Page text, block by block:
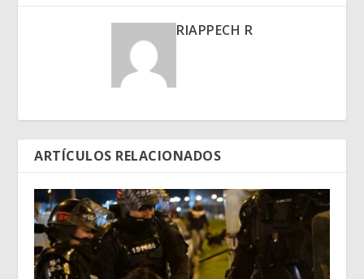
RIAPPECH R
ARTÍCULOS RELACIONADOS